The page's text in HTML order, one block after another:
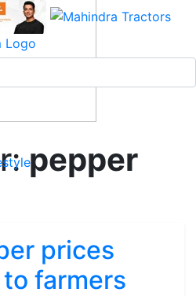
pepper
prices
farmers